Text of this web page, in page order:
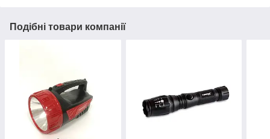
Подібні товари компанії